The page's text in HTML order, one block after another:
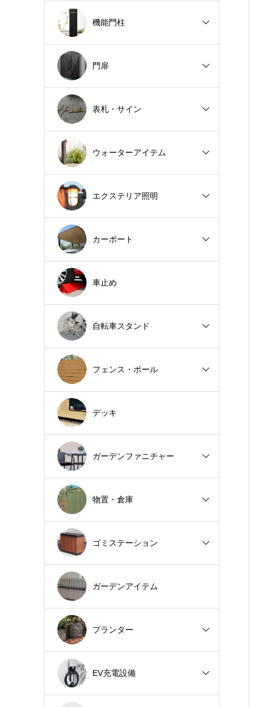
機能門柱
門扉
表札・サイン
ウォーターアイテム
エクステリア照明
カーポート
車止め
自転車スタンド
フェンス・ポール
デッキ
ガーデンファニチャー
物置・倉庫
ゴミステーション
ガーデンアイテム
プランター
EV充電設備